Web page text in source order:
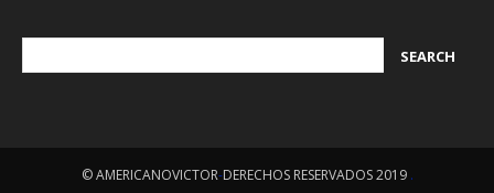
© AMERICANOVICTOR-DERECHOS RESERVADOS 2019 .